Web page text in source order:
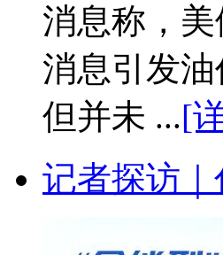
消息称，
消息引发
但并未 ...[
记者探访